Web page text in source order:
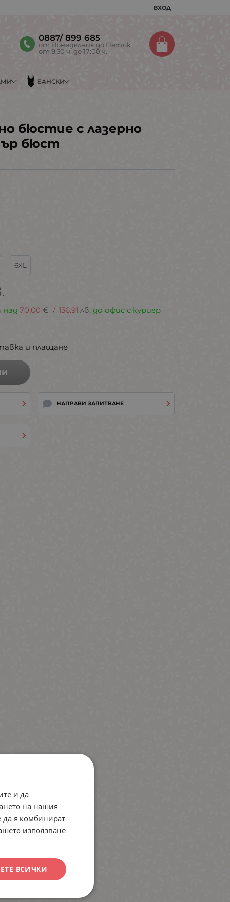
ВХОД
0887/ 899 685
от Понеделник до Петък
от 9:30 ч. до 17:00 ч.
БАНСКИ
бюстие с лазерно
бюст
6XL
над70.00 € / 136.91 лв. до офис с куриер
и плащане
НАПРАВИ ЗАПИТВАНЕ
и да
на нашия
да я комбинират
използване
ВСИЧКИ